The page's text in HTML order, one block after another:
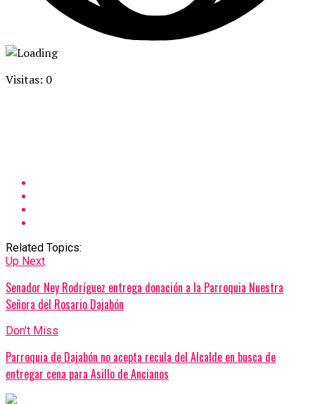
Visitas: 0
Related Topics:
Up Next
Senador Ney Rodríguez entrega donación a la Parroquia Nuestra
Señora del Rosario Dajabón
Don't Miss
Parroquia de Dajabón no acepta recula del Alcalde en busca de
entregar cena para Asillo de Ancianos